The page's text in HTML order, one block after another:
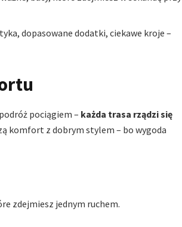
dopasowane dodatki, ciekawe kroje –
pociągiem – każda trasa rządzi się
komfort z dobrym stylem – bo wygoda
zdejmiesz jednym ruchem.